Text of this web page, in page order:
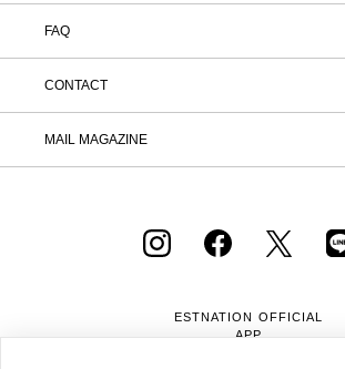
FAQ
CONTACT
MAIL MAGAZINE
ESTNATION OFFICIAL
APP